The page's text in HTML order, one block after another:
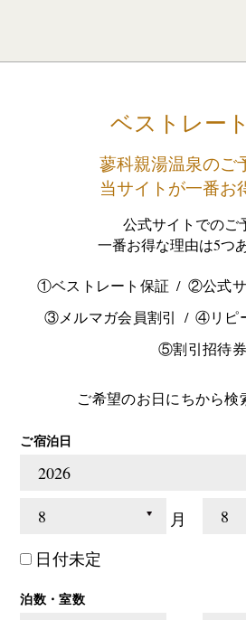
ベストレー
蓼科親湯温泉のご
当サイトが一番お
公式サイトでのご
一番お得な理由は5つ
①ベストレート保証
②公式
③メルマガ会員割引
④リピ
⑤割引招待券
ご希望のお日にちから検
ご宿泊日
月
日付未定
泊数・室数